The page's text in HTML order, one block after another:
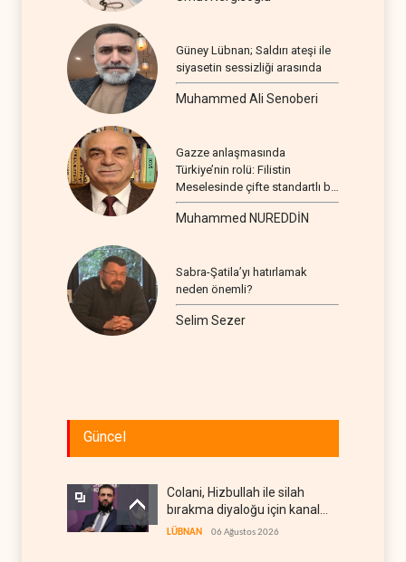
Güney Lübnan; Saldırı ateşi ile
siyasetin sessizliği arasında
Muhammed Ali Senoberi
Gazze anlaşmasında
Türkiye’nin rolü: Filistin
Meselesinde çifte standartlı bir
seyir
Muhammed NUREDDİN
Sabra-Şatila’yı hatırlamak
neden önemli?
Selim Sezer
Güncel
Colani, Hizbullah ile silah
bırakma diyaloğu için kanal
arıyor
LÜBNAN 06 Ağustos 2026